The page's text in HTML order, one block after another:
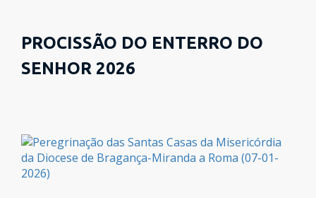
PROCISSÃO DO ENTERRO DO
SENHOR 2026